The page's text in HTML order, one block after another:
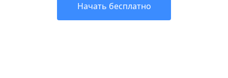
Начать бесплатно